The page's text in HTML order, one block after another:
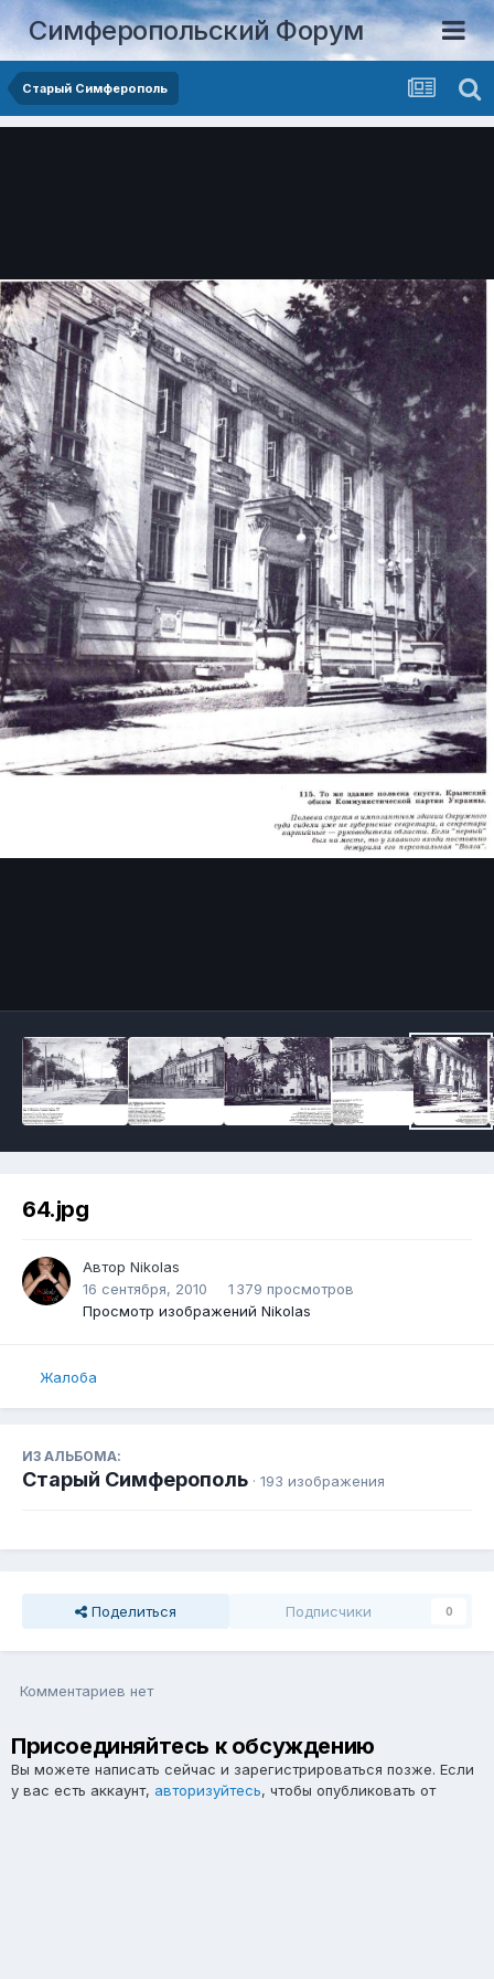
Симферопольский Форум
Старый Симферополь
64.jpg
Автор Nikolas
16 сентября, 2010
1 379 просмотров
Просмотр изображений Nikolas
Жалоба
ИЗ АЛЬБОМА:
Старый Симферополь · 193 изображения
Поделиться Подписчики 0
Комментариев нет
Присоединяйтесь к обсуждению
Вы можете написать сейчас и зарегистрироваться позже. Если
у вас есть аккаунт, авторизуйтесь, чтобы опубликовать от